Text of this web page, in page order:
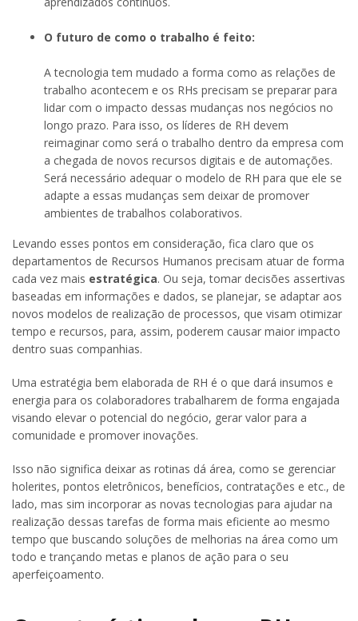
O futuro de como o trabalho é feito:
A tecnologia tem mudado a forma como as relações de
trabalho acontecem e os RHs precisam se preparar para
lidar com o impacto dessas mudanças nos negócios no
longo prazo. Para isso, os líderes de RH devem
reimaginar como será o trabalho dentro da empresa com
a chegada de novos recursos digitais e de automações.
Será necessário adequar o modelo de RH para que ele se
adapte a essas mudanças sem deixar de promover
ambientes de trabalhos colaborativos.
Levando esses pontos em consideração, fica claro que os
departamentos de Recursos Humanos precisam atuar de forma
cada vez mais estratégica. Ou seja, tomar decisões assertivas
baseadas em informações e dados, se planejar, se adaptar aos
novos modelos de realização de processos, que visam otimizar
tempo e recursos, para, assim, poderem causar maior impacto
dentro suas companhias.
Uma estratégia bem elaborada de RH é o que dará insumos e
energia para os colaboradores trabalharem de forma engajada
visando elevar o potencial do negócio, gerar valor para a
comunidade e promover inovações.
Isso não significa deixar as rotinas dá área, como se gerenciar
holerites, pontos eletrônicos, benefícios, contratações e etc., de
lado, mas sim incorporar as novas tecnologias para ajudar na
realização dessas tarefas de forma mais eficiente ao mesmo
tempo que buscando soluções de melhorias na área como um
todo e trançando metas e planos de ação para o seu
aperfeiçoamento.